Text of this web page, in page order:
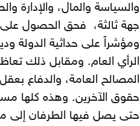
والسياسة والمال، والإدارة
جهة ثالثة، فحق الحصول
ومؤشراً على حداثية الدولة
الرأي العام. ومقابل ذلك
المصالح العامة، والدفاع
حقوق الآخرين. وهذه كلها
حتى يصل فيها الطرفان إلى